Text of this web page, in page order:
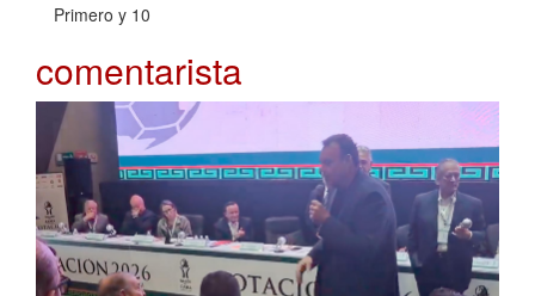
Primero y 10
comentarista